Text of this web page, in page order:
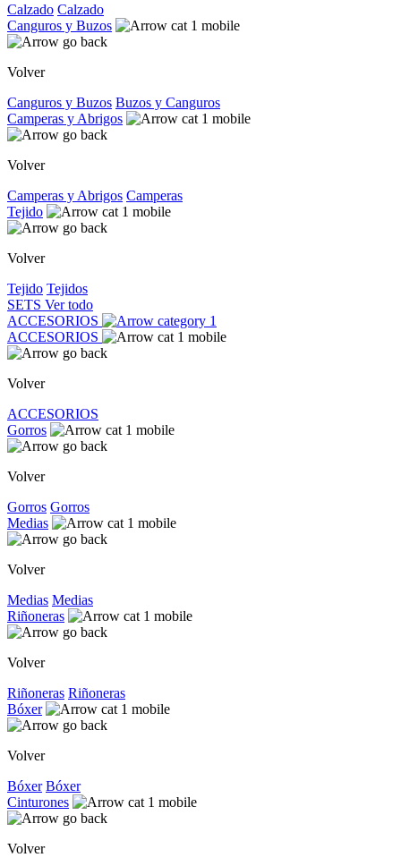
Calzado Calzado
Canguros y Buzos
Volver
Canguros y Buzos Buzos y Canguros
Camperas y Abrigos
Volver
Camperas y Abrigos Camperas
Tejido
Volver
Tejido Tejidos
SETS Ver todo
ACCESORIOS
ACCESORIOS
Volver
ACCESORIOS
Gorros
Volver
Gorros Gorros
Medias
Volver
Medias Medias
Riñoneras
Volver
Riñoneras Riñoneras
Bóxer
Volver
Bóxer Bóxer
Cinturones
Volver